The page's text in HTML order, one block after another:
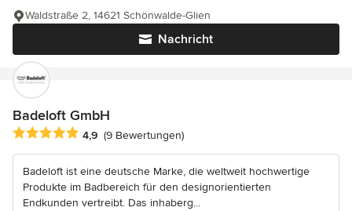
Nachricht
Waldstraße 2, 14621 Schönwalde-Glien
Badeloft GmbH
Durchschnittliche Bewertung: 4.9 von 5 Sternen
4,9 (9 Bewertungen)
Badeloft ist eine deutsche Marke, die weltweit hochwertige
Produkte im Badbereich für den designorientierten
Endkunden vertreibt. Das inhaberg...